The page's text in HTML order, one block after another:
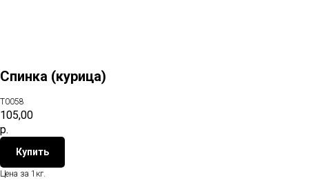
Спинка (курица)
T0058
105,00
р.
Купить
Цена за 1кг.